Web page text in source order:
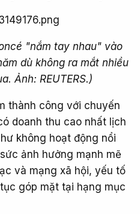
"nắm tay nhau" vào
dù không ra mắt nhiều
Ảnh: REUTERS.)
thành công với chuyến
doanh thu cao nhất lịch
không hoạt động nổi
ảnh hưởng mạnh mẽ
và mạng xã hội, yếu tố
góp mặt tại hạng mục